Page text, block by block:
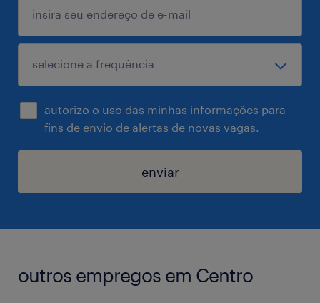
autorizo o uso das minhas informações para
fins de envio de alertas de novas vagas.
enviar
outros empregos em Centro